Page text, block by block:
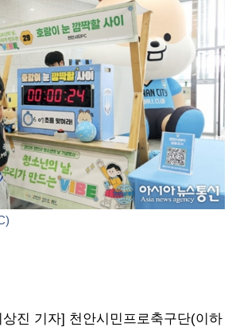
진 기자] 천안시민프로축구단(이하